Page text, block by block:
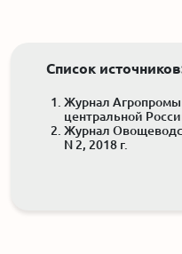
Список
Журнал
центральной
Журнал
N 2, 2018 г.